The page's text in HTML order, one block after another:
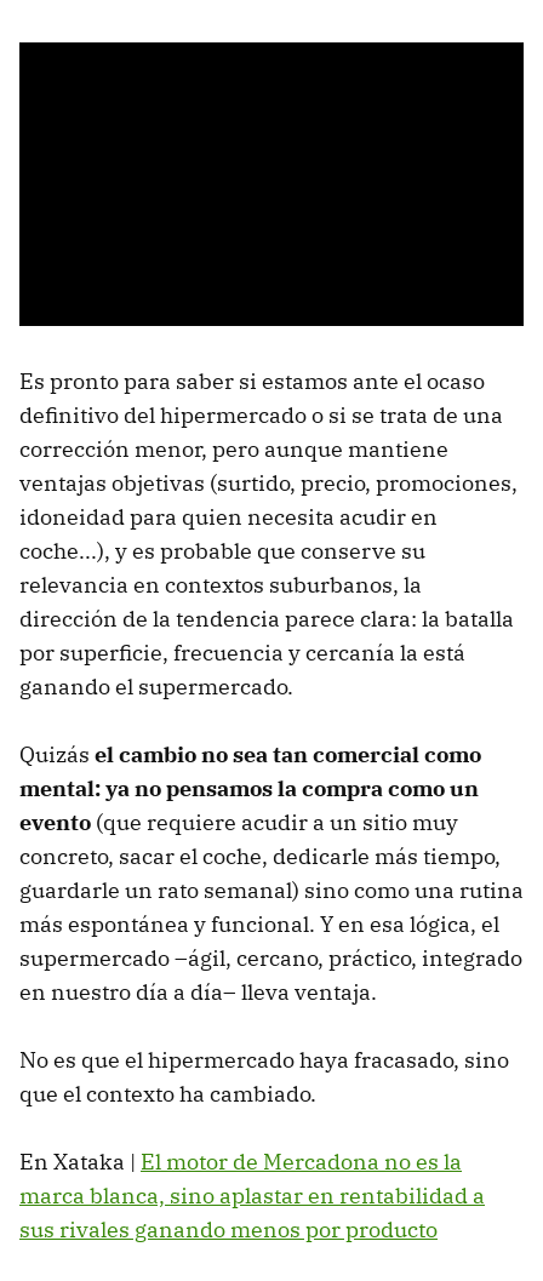
Es pronto para saber si estamos ante el ocaso
definitivo del hipermercado o si se trata de una
corrección menor, pero aunque mantiene
ventajas objetivas (surtido, precio, promociones,
idoneidad para quien necesita acudir en
coche...), y es probable que conserve su
relevancia en contextos suburbanos, la
dirección de la tendencia parece clara: la batalla
por superficie, frecuencia y cercanía la está
ganando el supermercado.
Quizás el cambio no sea tan comercial como
mental: ya no pensamos la compra como un
evento (que requiere acudir a un sitio muy
concreto, sacar el coche, dedicarle más tiempo,
guardarle un rato semanal) sino como una rutina
más espontánea y funcional. Y en esa lógica, el
supermercado –ágil, cercano, práctico, integrado
en nuestro día a día– lleva ventaja.
No es que el hipermercado haya fracasado, sino
que el contexto ha cambiado.
En Xataka | El motor de Mercadona no es la
marca blanca, sino aplastar en rentabilidad a
sus rivales ganando menos por producto